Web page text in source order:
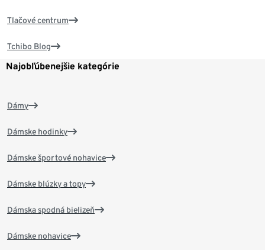
Tlačové centrum
Tchibo Blog
Najobľúbenejšie kategórie
Dámy
Dámske hodinky
Dámske športové nohavice
Dámske blúzky a topy
Dámska spodná bielizeň
Dámske nohavice